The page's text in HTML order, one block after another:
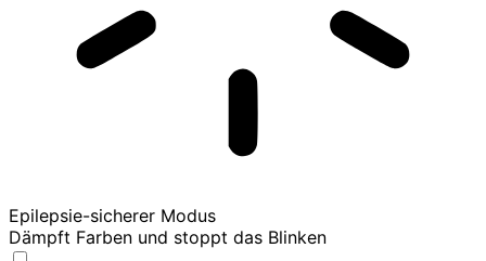
Epilepsie-sicherer Modus
Dämpft Farben und stoppt das Blinken